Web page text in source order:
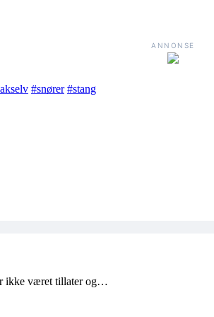
ANNONSE
#snører #stang
ikke været tillater og…